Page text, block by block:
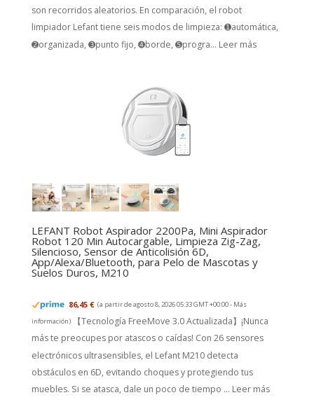
son recorridos aleatorios. En comparación, el robot
limpiador Lefant tiene seis modos de limpieza: ➊automática,
➋organizada, ➌punto fijo, ➍borde, ➎progra... Leer más
LEFANT Robot Aspirador 2200Pa, Mini Aspirador
Robot 120 Min Autocargable, Limpieza Zig-Zag,
Silencioso, Sensor de Anticolisión 6D,
App/Alexa/Bluetooth, para Pelo de Mascotas y
Suelos Duros, M210
86,45 € (a partir de agosto 8, 2026 05:33 GMT +00:00 - Más
información)
【Tecnología FreeMove 3.0 Actualizada】¡Nunca
más te preocupes por atascos o caídas! Con 26 sensores
electrónicos ultrasensibles, el Lefant M210 detecta
obstáculos en 6D, evitando choques y protegiendo tus
muebles. Si se atasca, dale un poco de tiempo ... Leer más